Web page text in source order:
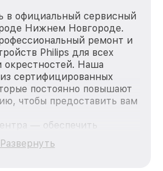
в официальный сервисный
Нижнем Новгороде.
ремонт и
Philips для всех
окрестностей. Наша
сертифицированных
постоянно повышают
чтобы предоставить вам
— обеспечить
ремонт для
продукции Philips, вне
Развернуть